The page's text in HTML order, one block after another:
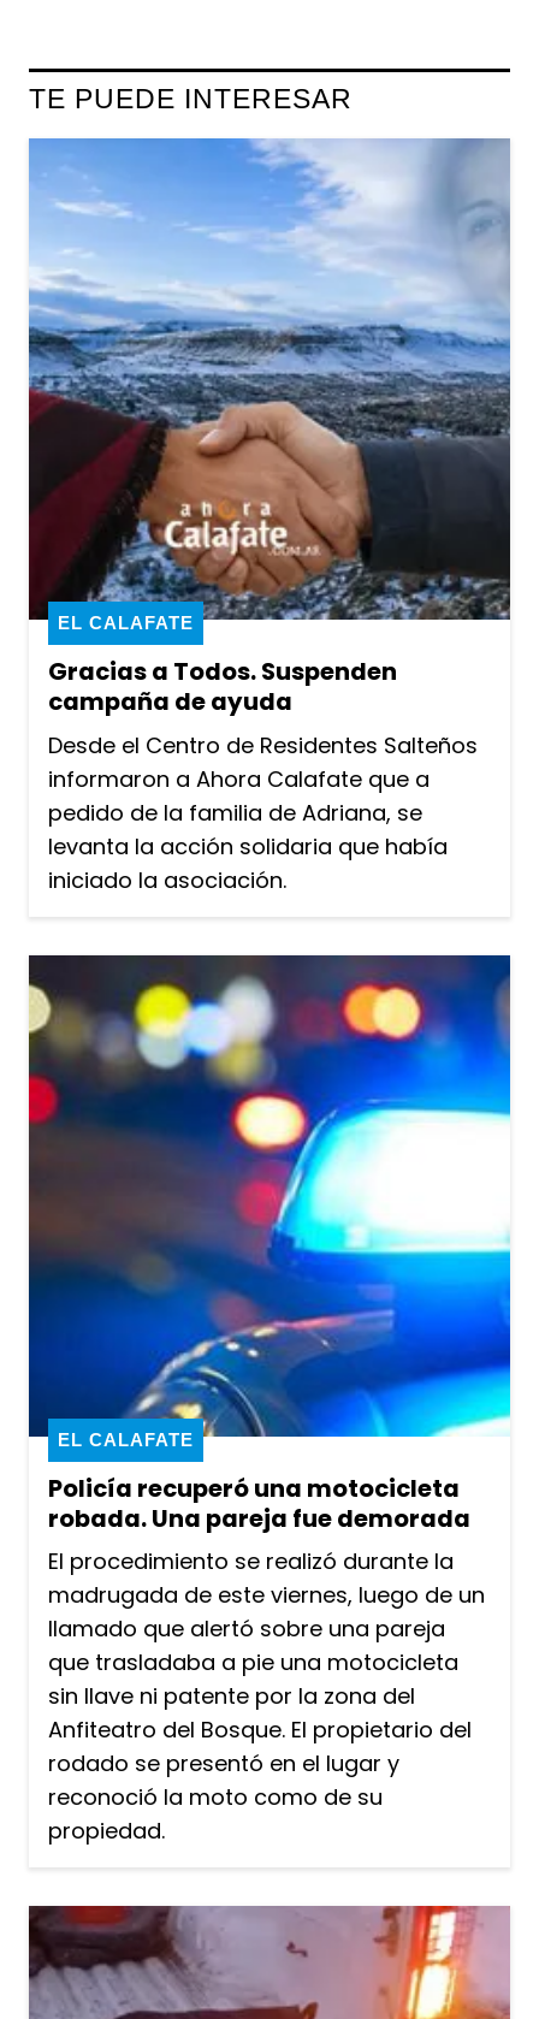
TE PUEDE INTERESAR
Gracias a Todos. Suspenden
campaña de ayuda
EL CALAFATE
Desde el Centro de Residentes Salteños
informaron a Ahora Calafate que a
pedido de la familia de Adriana, se
levanta la acción solidaria que había
iniciado la asociación.
Policía recuperó una motocicleta
robada. Una pareja fue demorada
EL CALAFATE
El procedimiento se realizó durante la
madrugada de este viernes, luego de un
llamado que alertó sobre una pareja
que trasladaba a pie una motocicleta
sin llave ni patente por la zona del
Anfiteatro del Bosque. El propietario del
rodado se presentó en el lugar y
reconoció la moto como de su
propiedad.